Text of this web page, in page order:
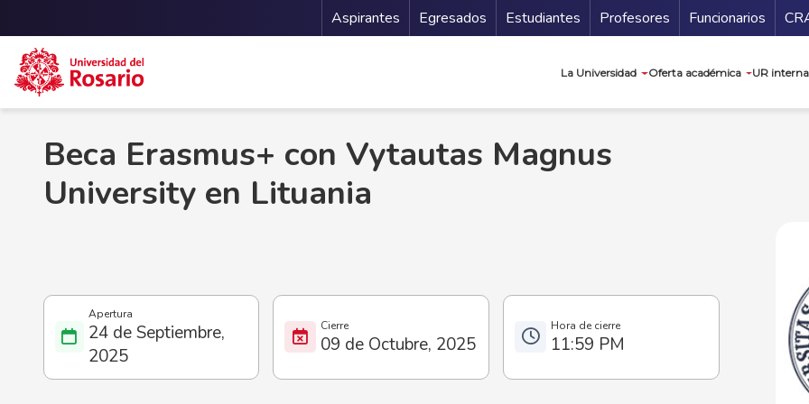
Menu Secundario
Aspirantes Egresados Estudiantes Profesores Funcionarios
La Universidad Oferta académica UR
24 de Septiembre,
2025
09 de Octubre, 2025 11:59 PM
Beca Erasmus+ con Vytautas Magnus
University en Lituania